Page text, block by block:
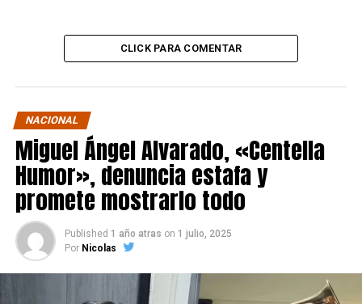
CLICK PARA COMENTAR
NACIONAL
Miguel Ángel Alvarado, «Centella
Humor», denuncia estafa y
promete mostrarlo todo
Published 1 año atras on 1 julio, 2025
Por Nicolas